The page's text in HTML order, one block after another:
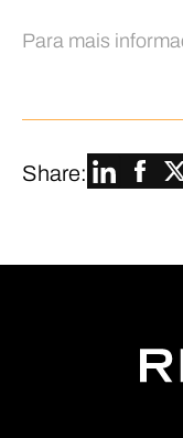
Para mais
Share: